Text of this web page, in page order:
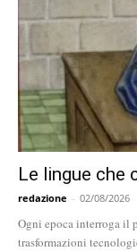
Le lingue che
redazione - 02/08/2026
Ogni epoca interroga il
trasformazioni